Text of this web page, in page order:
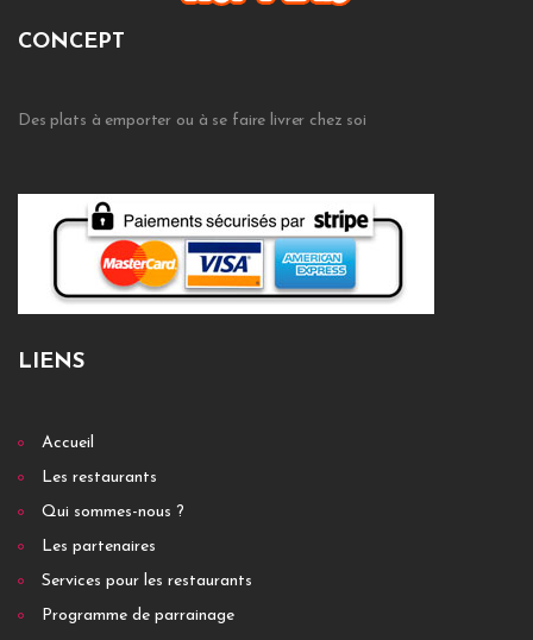
CONCEPT
Des plats à emporter ou à se faire livrer chez soi
LIENS
Accueil
Les restaurants
Qui sommes-nous ?
Les partenaires
Services pour les restaurants
Programme de parrainage